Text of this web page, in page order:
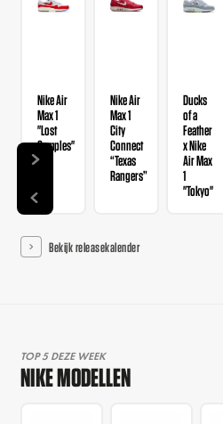
Nike Air
Max 1
"Lost
Samples"
Nike Air
Max 1
City
Connect
“Texas
Rangers”
Ducks
of a
Feather
x Nike
Air Max
1
"Tokyo"
Bekijk releasekalender
TOP 5 DEZE WEEK
NIKE MODELLEN